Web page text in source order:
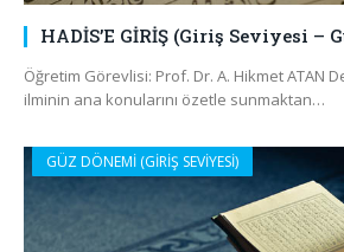
HADİS’E GİRİŞ (Giriş Seviyesi –
Öğretim Görevlisi: Prof. Dr. A. Hikmet ATAN
ilminin ana konularını özetle sunmaktan…
GÜZ DÖNEMİ (GİRİŞ SEVİYESİ)